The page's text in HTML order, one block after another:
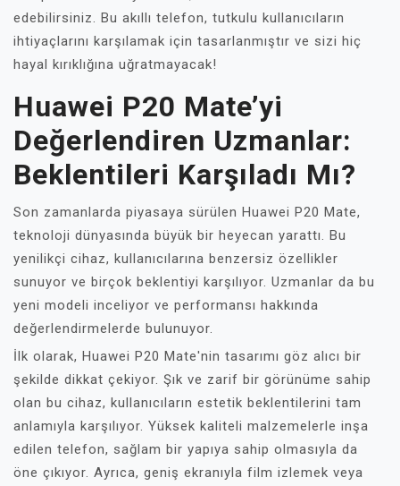
edebilirsiniz. Bu akıllı telefon, tutkulu kullanıcıların
ihtiyaçlarını karşılamak için tasarlanmıştır ve sizi hiç
hayal kırıklığına uğratmayacak!
Huawei P20 Mate’yi
Değerlendiren Uzmanlar:
Beklentileri Karşıladı Mı?
Son zamanlarda piyasaya sürülen Huawei P20 Mate,
teknoloji dünyasında büyük bir heyecan yarattı. Bu
yenilikçi cihaz, kullanıcılarına benzersiz özellikler
sunuyor ve birçok beklentiyi karşılıyor. Uzmanlar da bu
yeni modeli inceliyor ve performansı hakkında
değerlendirmelerde bulunuyor.
İlk olarak, Huawei P20 Mate'nin tasarımı göz alıcı bir
şekilde dikkat çekiyor. Şık ve zarif bir görünüme sahip
olan bu cihaz, kullanıcıların estetik beklentilerini tam
anlamıyla karşılıyor. Yüksek kaliteli malzemelerle inşa
edilen telefon, sağlam bir yapıya sahip olmasıyla da
öne çıkıyor. Ayrıca, geniş ekranıyla film izlemek veya